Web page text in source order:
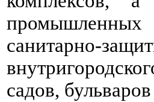
промышленных
санитарно-
садов,